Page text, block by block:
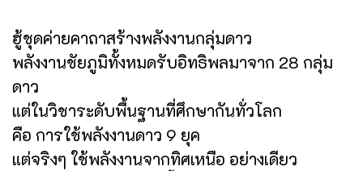
ฮู้ชุดค่ายคาถาสร้างพลังงานกลุ่มดาว
พลังงานชัยภูมิทั้งหมดรับอิทธิพลมาจาก 28 กลุ่ม
ดาว
แต่ในวิชาระดับพื้นฐานที่ศึกษากันทั่วโลก
คือ การใช้พลังงานดาว 9 ยุค
แต่จริงๆ ใช้พลังงานจากทิศเหนือ อย่างเดียว